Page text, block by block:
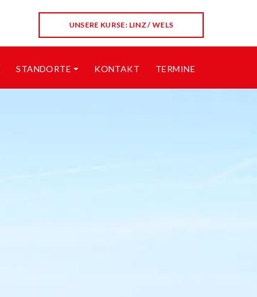
UNSERE KURSE: LINZ / WELS
STANDORTE KONTAKT TERMINE